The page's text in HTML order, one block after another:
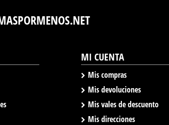
MI CUENTA
Mis compras
Mis devoluciones
Mis vales de descuento
Mis direcciones